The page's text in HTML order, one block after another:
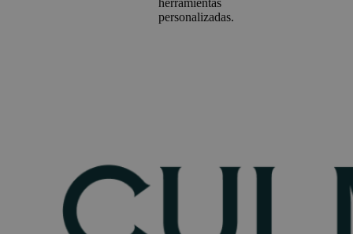
herramientas
personalizadas.